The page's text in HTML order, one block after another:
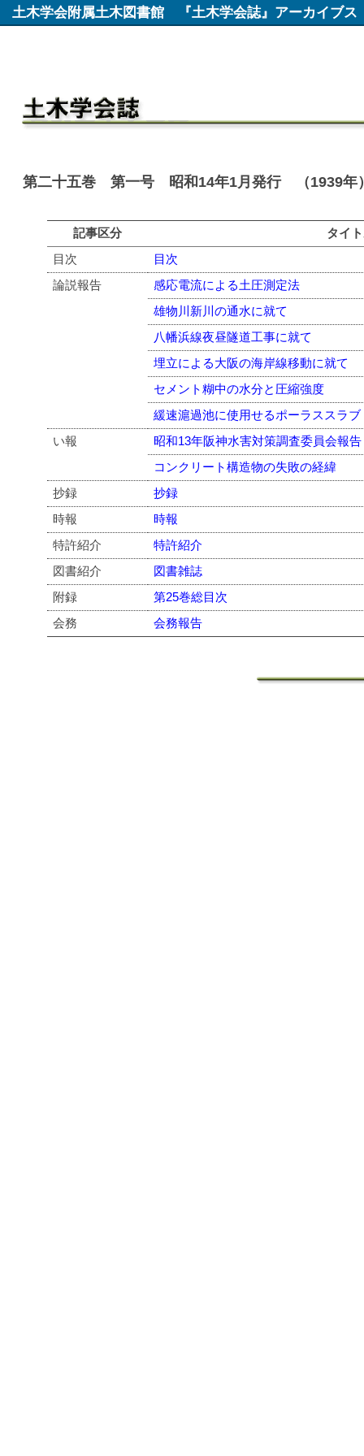
土木学会附属土木図書館 『土木学会誌』アーカイブス
第二十五巻 第一号 昭和14年1月発行 （1939年
記事区分
タイ
目次
目次
論説報告
感応電流による土圧測定法
雄物川新川の通水に就て
八幡浜線夜昼隧道工事に就て
埋立による大阪の海岸線移動に就て
セメント糊中の水分と圧縮強度
緩速滬過池に使用せるポーラススラブ
い報
昭和13年阪神水害対策調査委員会報告
コンクリート構造物の失敗の経緯
抄録
抄録
時報
時報
特許紹介
特許紹介
図書紹介
図書雑誌
附録
第25巻総目次
会務
会務報告